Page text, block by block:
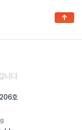
니다
206호
↑